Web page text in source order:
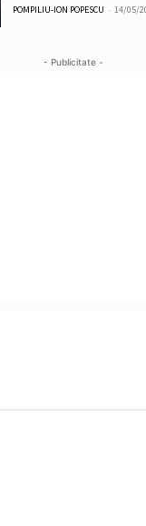
POMPILIU-ION POPESCU - 14/05/
- Publicitate -